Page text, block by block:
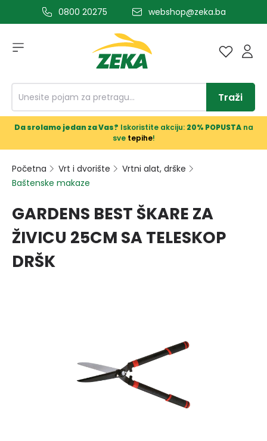
glavni sadržaj0800 20275 webshop@zeka.ba
Traži
Da srolamo jedan za Vas? Iskoristite akciju: 20% POPUSTAna
sve tepihe!
Početna Vrt i dvorište
Vrtni alat, drške
Baštenske makaze
GARDENS BEST ŠKARE ZA
ŽIVICU 25CM SA TELESKOP
DRŠK